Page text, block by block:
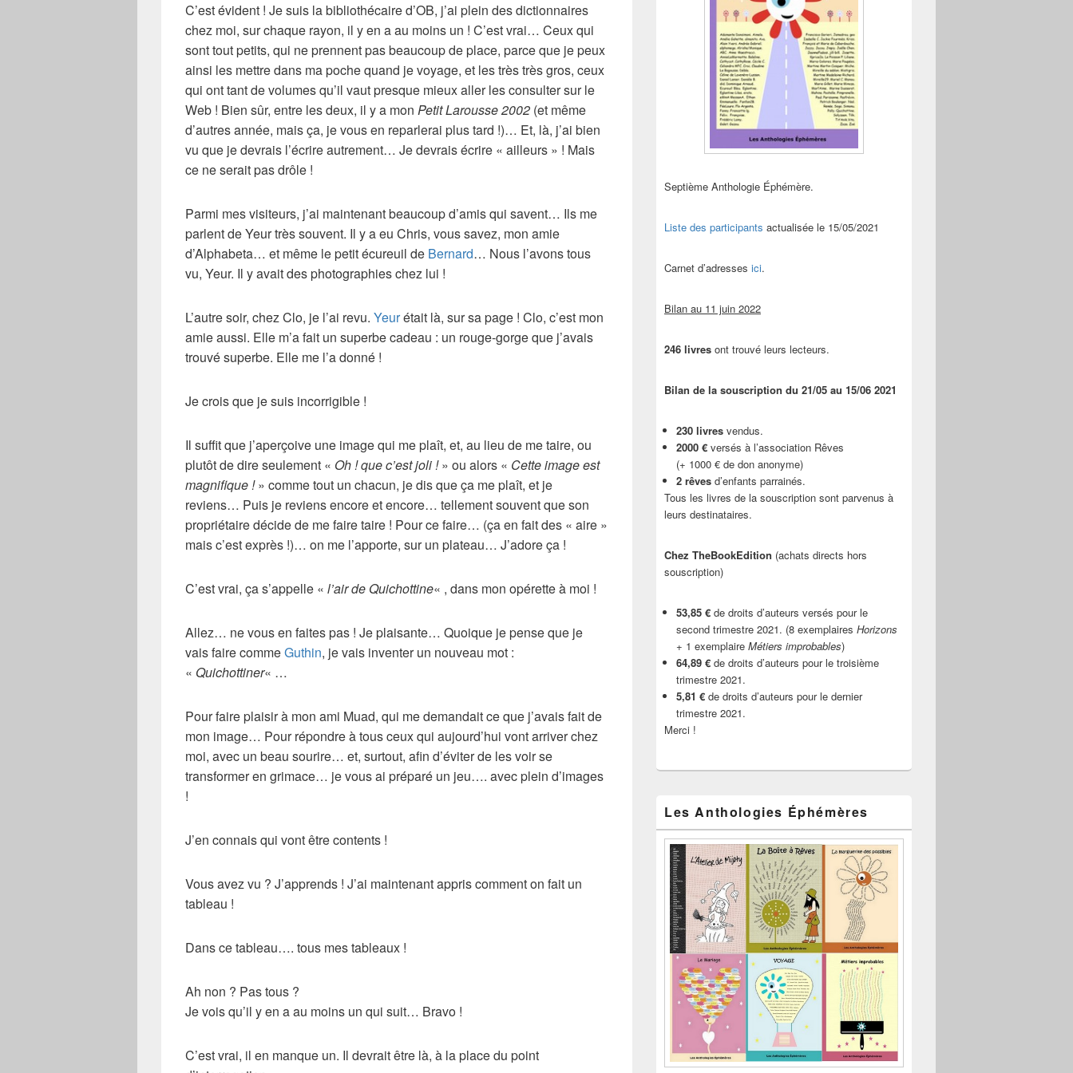
C’est évident ! Je suis la bibliothécaire d’OB, j’ai plein des dictionnaires
chez moi, sur chaque rayon, il y en a au moins un ! C’est vrai… Ceux qui
sont tout petits, qui ne prennent pas beaucoup de place, parce que je peux
ainsi les mettre dans ma poche quand je voyage, et les très très gros, ceux
qui ont tant de volumes qu’il vaut presque mieux aller les consulter sur le
Web ! Bien sûr, entre les deux, il y a mon Petit Larousse 2002 (et même
d’autres année, mais ça, je vous en reparlerai plus tard !)… Et, là, j’ai bien
vu que je devrais l’écrire autrement… Je devrais écrire « ailleurs » ! Mais
ce ne serait pas drôle !
Parmi mes visiteurs, j’ai maintenant beaucoup d’amis qui savent… Ils me
parlent de Yeur très souvent. Il y a eu Chris, vous savez, mon amie
d’Alphabeta… et même le petit écureuil de Bernard… Nous l’avons tous
vu, Yeur. Il y avait des photographies chez lui !
L’autre soir, chez Clo, je l’ai revu. Yeurétait là, sur sa page ! Clo, c’est mon
amie aussi. Elle m’a fait un superbe cadeau : un rouge-gorge que j’avais
trouvé superbe. Elle me l’a donné !
Je crois que je suis incorrigible !
Il suffit que j’aperçoive une image qui me plaît, et, au lieu de me taire, ou
plutôt de dire seulement « Oh ! que c’est joli !» ou alors « Cette image est
magnifique !» comme tout un chacun, je dis que ça me plaît, et je
reviens… Puis je reviens encore et encore… tellement souvent que son
propriétaire décide de me faire taire ! Pour ce faire… (ça en fait des « aire »
mais c’est exprès !)… on me l’apporte, sur un plateau… J’adore ça !
C’est vrai, ça s’appelle « l’air de Quichottine« , dans mon opérette à moi !
Allez… ne vous en faites pas ! Je plaisante… Quoique je pense que je
vais faire commeGuthin, je vais inventer un nouveau mot :
« Quichottiner« …
Pour faire plaisir à mon ami Muad, qui me demandait ce que j’avais fait de
mon image… Pour répondre à tous ceux qui aujourd’hui vont arriver chez
moi, avec un beau sourire… et, surtout, afin d’éviter de les voir se
transformer en grimace… je vous ai préparé un jeu…. avec plein d’images
!
J’en connais qui vont être contents !
Vous avez vu ? J’apprends ! J’ai maintenant appris comment on fait un
tableau !
Dans ce tableau…. tous mes tableaux !
Ah non ? Pas tous ?
Je vois qu’il y en a au moins un qui suit… Bravo !
C’est vrai, il en manque un. Il devrait être là, à la place du point
Septième Anthologie Éphémère.
Liste des participants actualisée le 15/05/2021
Carnet d’adresses ici.
Bilan au 11 juin 2022
246 livres ont trouvé leurs lecteurs.
Bilan de la souscription du 21/05 au 15/06 2021
230 livres vendus.
2000 € versés à l’association Rêves
(+ 1000 € de don anonyme)
2 rêves d’enfants parrainés.
Tous les livres de la souscription sont parvenus à
leurs destinataires.
Chez TheBookEdition (achats directs hors
souscription)
53,85 € de droits d’auteurs versés pour le
second trimestre 2021. (8 exemplaires Horizons
+ 1 exemplaire Métiers improbables)
64,89 € de droits d’auteurs pour le troisième
trimestre 2021.
5,81 € de droits d’auteurs pour le dernier
trimestre 2021.
Merci !
Les Anthologies Éphémères